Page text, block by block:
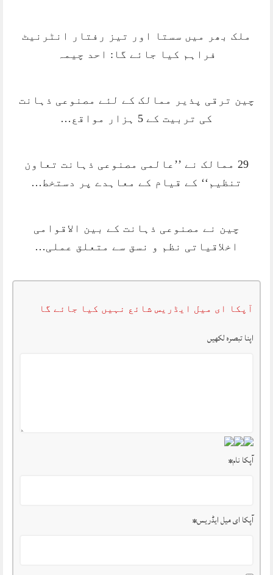
ملک بھر میں سستا اور تیز رفتار انٹرنیٹ
فراہم کیا جائے گا: احد چیمہ
چین ترقی پذیر ممالک کے لئے مصنوعی ذہانت
کی تربیت کے 5 ہزار مواقع…
29 ممالک نے ’’عالمی مصنوعی ذہانت تعاون
تنظیم‘‘ کے قیام کے معاہدے پر دستخط…
چین نے مصنوعی ذہانت کے بین الاقوامی
اخلاقیاتی نظم و نسق سے متعلق عملی…
آپکا ای میل ایڈریس شائع نہیں کیا جائے گا
اپنا تبصرہ لکھیں
آپکا نام*
آپکا ای میل ایڈریس*